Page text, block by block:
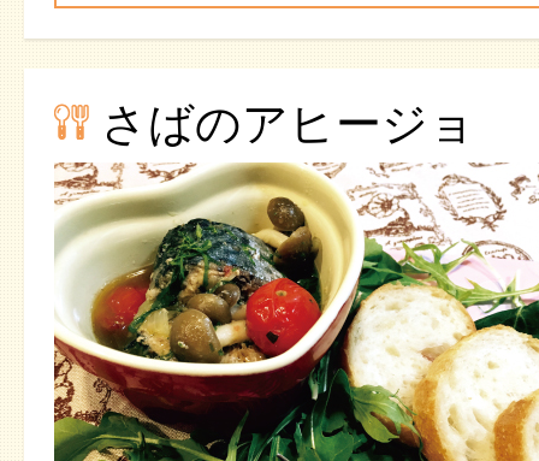
さばのアヒージョ